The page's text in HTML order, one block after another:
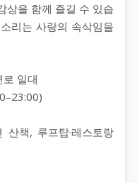
상을 함께 즐길 수 있습
리는 사랑의 속삭임을
일대
책, 루프탑·레스토랑